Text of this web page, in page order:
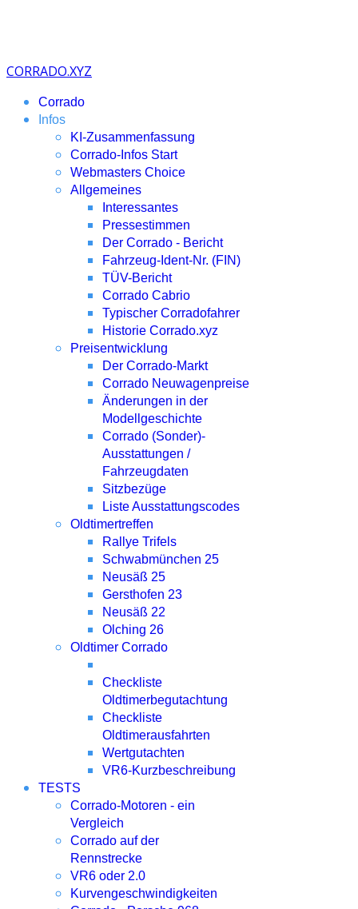
CORRADO.XYZ
Corrado
Infos
KI-Zusammenfassung
Corrado-Infos Start
Webmasters Choice
Allgemeines
Interessantes
Pressestimmen
Der Corrado - Bericht
Fahrzeug-Ident-Nr. (FIN)
TÜV-Bericht
Corrado Cabrio
Typischer Corradofahrer
Historie Corrado.xyz
Preisentwicklung
Der Corrado-Markt
Corrado Neuwagenpreise
Änderungen in der
Modellgeschichte
Corrado (Sonder)-
Ausstattungen /
Fahrzeugdaten
Sitzbezüge
Liste Ausstattungscodes
Oldtimertreffen
Rallye Trifels
Schwabmünchen 25
Neusäß 25
Gersthofen 23
Neusäß 22
Olching 26
Oldtimer Corrado
Checkliste
Oldtimerbegutachtung
Checkliste
Oldtimerausfahrten
Wertgutachten
VR6-Kurzbeschreibung
TESTS
Corrado-Motoren - ein
Vergleich
Corrado auf der
Rennstrecke
VR6 oder 2.0
Kurvengeschwindigkeiten